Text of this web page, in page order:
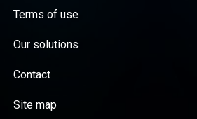
Terms of use
Our solutions
Contact
Site map